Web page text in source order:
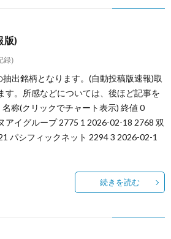
版)
録)
出銘柄となります。(自動投稿版速報)取
す。所感などについては、後ほど記事を
称(クリックでチャート表示) 終値 0
アイグループ 2775 1 2026-02-18 2768 双
パシフィックネット 2294 3 2026-02-1
続きを読む